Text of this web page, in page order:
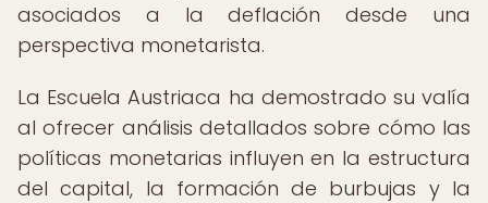
asociados a la deflación desde una
perspectiva monetarista.
La Escuela Austriaca ha demostrado su valía
al ofrecer análisis detallados sobre cómo las
políticas monetarias influyen en la estructura
del capital, la formación de burbujas y la